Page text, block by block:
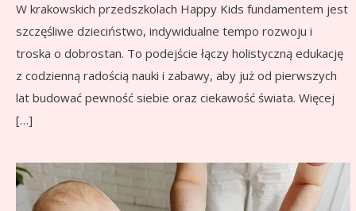
W krakowskich przedszkolach Happy Kids fundamentem jest
szczęśliwe dzieciństwo, indywidualne tempo rozwoju i
troska o dobrostan. To podejście łączy holistyczną edukację
z codzienną radością nauki i zabawy, aby już od pierwszych
lat budować pewność siebie oraz ciekawość świata. Więcej
[…]